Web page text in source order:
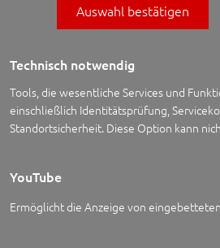
Unsere
Auswahl bestätigen
Technisch notwendig
Tools, die wesentliche Services und
einschließlich Identitätsprüfung,
Standortsicherheit. Diese Option kann
YouTube
Ermöglicht die Anzeige von